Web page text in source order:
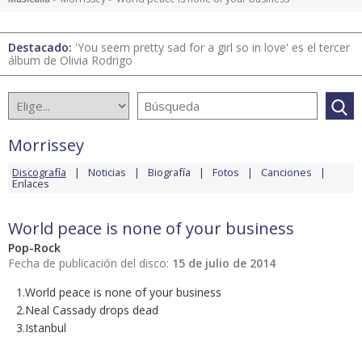
Destacado: 'You seem pretty sad for a girl so in love' es el tercer
álbum de Olivia Rodrigo
Morrissey
Discografía Noticias Biografía Fotos Canciones
Enlaces
World peace is none of your business
Pop-Rock
Fecha de publicación del disco: 15 de julio de 2014
1.World peace is none of your business
2.Neal Cassady drops dead
3.Istanbul